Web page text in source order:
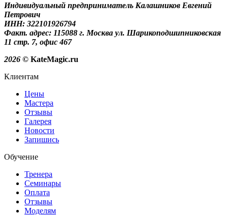
Индивидуальный предприниматель Калашников Евгений
Петрович
ИНН: 322101926794
Факт. адрес: 115088 г. Москва ул. Шарикоподшипниковская
11 стр. 7, офис 467
2026 © KateMagic.ru
Клиентам
Цены
Мастера
Отзывы
Галерея
Новости
Запишись
Обучение
Тренера
Семинары
Оплата
Отзывы
Моделям